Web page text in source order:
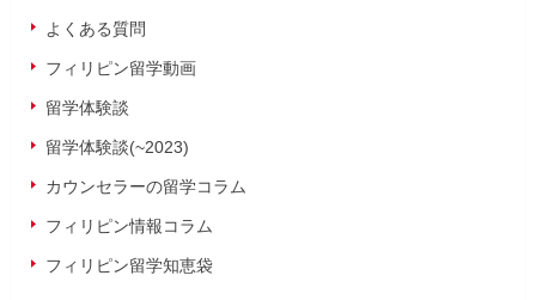
よくある質問
フィリピン留学動画
留学体験談
留学体験談(~2023)
カウンセラーの留学コラム
フィリピン情報コラム
フィリピン留学知恵袋